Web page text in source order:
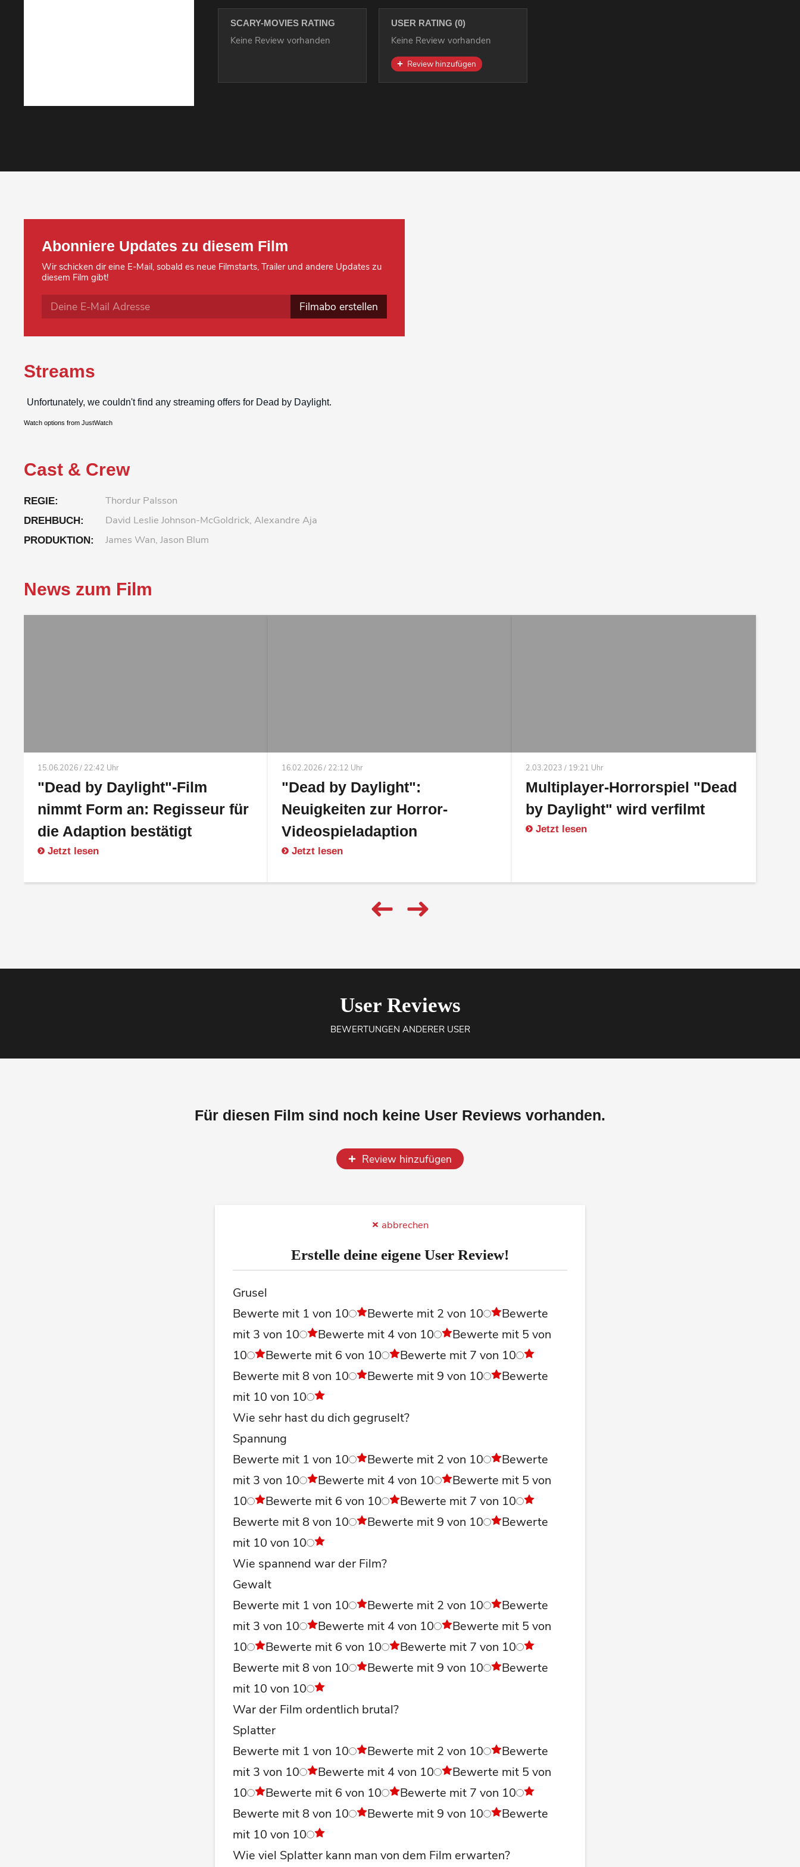
SCARY-MOVIES RATING
Keine Review vorhanden
USER RATING (0)
Keine Review vorhanden
Review hinzufügen
Abonniere Updates zu diesem Film
Wir schicken dir eine E-Mail, sobald es neue Filmstarts, Trailer und andere Updates zu
diesem Film gibt!
Filmabo erstellen
Streams
Watch options from JustWatch
Cast & Crew
REGIE: Thordur Palsson
DREHBUCH: David Leslie Johnson-McGoldrick, Alexandre Aja
PRODUKTION: James Wan, Jason Blum
News zum Film
15.06.2026 / 22:42 Uhr
"Dead by Daylight"-Film
nimmt Form an: Regisseur für
die Adaption bestätigt
Jetzt lesen
16.02.2026 / 22:12 Uhr
"Dead by Daylight":
Neuigkeiten zur Horror-
Videospieladaption
Jetzt lesen
2.03.2023 / 19:21 Uhr
Multiplayer-Horrorspiel "Dead
by Daylight" wird verfilmt
Jetzt lesen
User Reviews
BEWERTUNGEN ANDERER USER
Für diesen Film sind noch keine User Reviews vorhanden.
Review hinzufügen
abbrechen
Erstelle deine eigene User Review!
Grusel
Bewerte mit 1 von 10
Bewerte mit 2 von 10
Bewerte
mit 3 von 10
Bewerte mit 4 von 10
Bewerte mit 5 von
10
Bewerte mit 6 von 10
Bewerte mit 7 von 10
Bewerte mit 8 von 10
Bewerte mit 9 von 10
Bewerte
mit 10 von 10
Wie sehr hast du dich gegruselt?
Spannung
Bewerte mit 1 von 10
Bewerte mit 2 von 10
Bewerte
mit 3 von 10
Bewerte mit 4 von 10
Bewerte mit 5 von
10
Bewerte mit 6 von 10
Bewerte mit 7 von 10
Bewerte mit 8 von 10
Bewerte mit 9 von 10
Bewerte
mit 10 von 10
Wie spannend war der Film?
Gewalt
Bewerte mit 1 von 10
Bewerte mit 2 von 10
Bewerte
mit 3 von 10
Bewerte mit 4 von 10
Bewerte mit 5 von
10
Bewerte mit 6 von 10
Bewerte mit 7 von 10
Bewerte mit 8 von 10
Bewerte mit 9 von 10
Bewerte
mit 10 von 10
War der Film ordentlich brutal?
Splatter
Bewerte mit 1 von 10
Bewerte mit 2 von 10
Bewerte
mit 3 von 10
Bewerte mit 4 von 10
Bewerte mit 5 von
10
Bewerte mit 6 von 10
Bewerte mit 7 von 10
Bewerte mit 8 von 10
Bewerte mit 9 von 10
Bewerte
mit 10 von 10
Wie viel Splatter kann man von dem Film erwarten?